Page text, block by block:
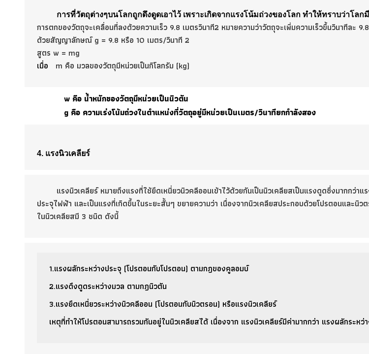
การที่วัตถุต่างๆบนโลกถูกดึงดูดเอาไว้ เพราะเกิดจากแรงโน้มถ่วงของโลก ทำให้ทราบว่าโลก
การตกของวัตถุจะเคลื่อนที่ลงด้วยความเร็ว 9.8 เมตรวินาที2 หมายความว่าวัตถุจะเพิ่มความเร็วขึ้นวินาทีละ
ด้วยสัญญาลักษณ์ g = 9.8 หรือ 10 เมตร/วินาที 2
สูตร w = mg
เมื่อ m คือ มวลของวัตถุมีหน่วยเป็นกิโลกรัม (kg)
w คือ น้ำหนักของวัตถุมีหน่วยเป็นนิวตัน
g คือ ความเร่งโน้มถ่วงในตำแหน่งที่วัตถุอยู่มีหน่วยเป็นเมตร/วินาทียกกำลังสอง
4. แรงนิวเคลียร์
แรงนิวเคลียร์ หมายถึงแรงที่ใช้ยึดเหนี่ยวนิวคลีออนเข้าไว้ด้วยกันเป็นนิวเคลียสเป็นแรงดูดซึ่งมากกว่าแ
ประจุไฟฟ้า และเป็นแรงที่เกิดขึ้นในระยะสั้นๆ ขยายความว่า เนื่องจากนิวเคลียสประกอบด้วยโปรตอนและนิว
ในนิวเคลียสมี 3 ชนิด ดังนี้
1.แรงผลักระหว่างประจุ (โปรตอนกับโปรตอน) ตามกฎของคูลอมบ์
2.แรงดึงดูดระหว่างมวล ตามกฎนิวตัน
3.แรงยึดเหนี่ยวระหว่างนิวคลีออน (โปรตอนกับนิวตรอน) หรือแรงนิวเคลียร์
เหตุที่ทำให้โปรตอนสามารถรวมกันอยู่ในนิวเคลียสได้ เนื่องจาก แรงนิวเคลียร์มีค่ามากกว่า แรงผลักระหว่